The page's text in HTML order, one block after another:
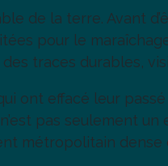
de la terre. Avant
pour le
traces durables,
ont effacé leur
pas seulement
métropolitain